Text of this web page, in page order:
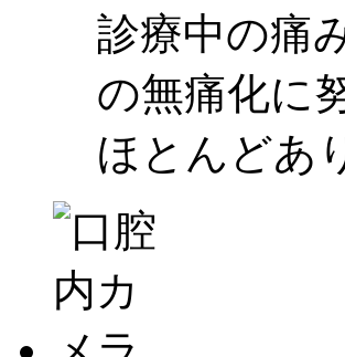
診療中の痛
の無痛化に
ほとんどあ